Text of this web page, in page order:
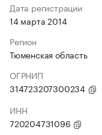
Дата регистрации
14 марта 2014
Регион
Тюменская область
ОГРНИП
314723207300234
ИНН
720204731096